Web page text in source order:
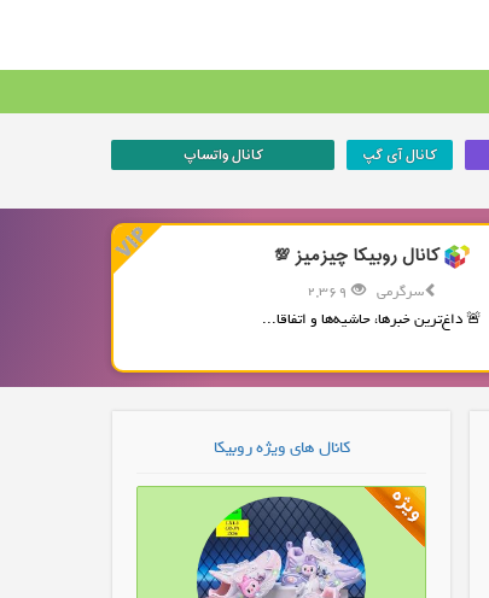
کانال آی گپ کانال واتساپ
کانال روبیکا چیزمیز 💯
سرگرمی
🚨 داغ‌ترین خبرها، حاشیه‌ها و اتفاقا...
کانال های ویژه روبیکا